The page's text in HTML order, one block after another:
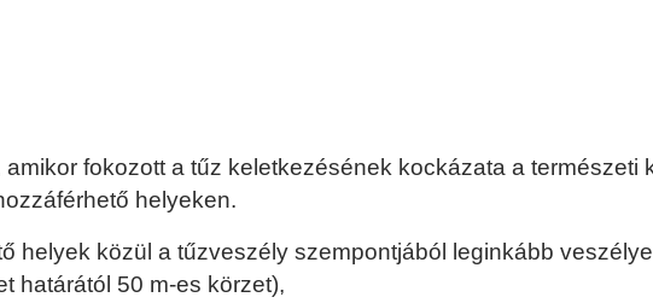
fokozott a tűz keletkezésének kockázata a természeti
helyeken.
helyek közül a tűzveszély szempontjából leginkább
határától 50 m-es körzet),